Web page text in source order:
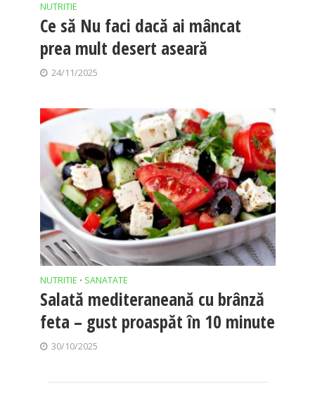
NUTRITIE
Ce să Nu faci dacă ai mâncat
prea mult desert aseară
24/11/2025
NUTRITIE • SANATATE
Salată mediteraneană cu brânză
feta – gust proaspăt în 10 minute
30/10/2025